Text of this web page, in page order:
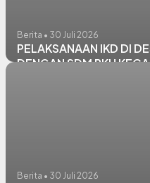
Berita • 30 Juli 2026
PELAKSANAAN IKD DI
DENGAN SDM PKH
Berita • 30 Juli 2026